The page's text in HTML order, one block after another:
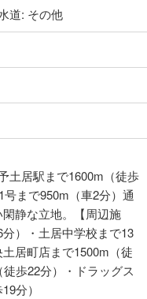
道: その他
土居駅まで1600m（徒歩
まで950m（車2分）通
静な立地。【周辺施
）・土居中学校まで13
居町店まで1500m（徒
歩22分）・ドラッグス
分）